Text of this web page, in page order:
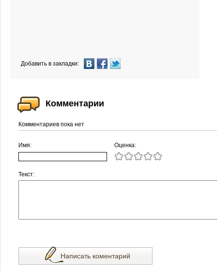
Добавить в закладки:
Комментарии
Комментариев пока нет
Имя: Оценка:
Текст:
Написать коментарий